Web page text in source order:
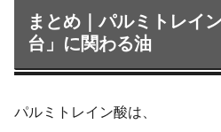
まとめ｜パルミトレイ
台」に関わる油
パルミトレイン酸は、